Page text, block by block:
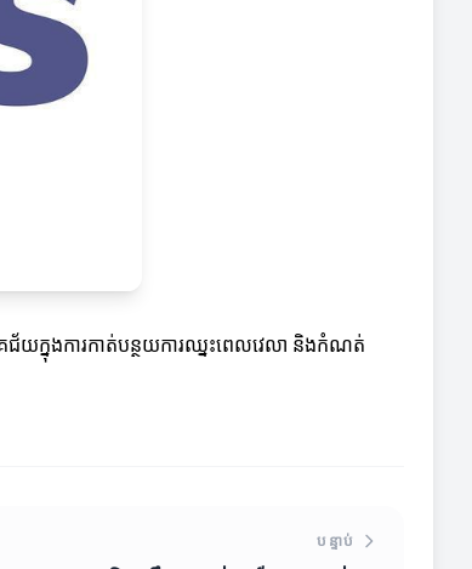
គជ័យក្នុងការកាត់បន្ថយការឈ្នះពេលវេលា និងកំណត់
បន្ទាប់